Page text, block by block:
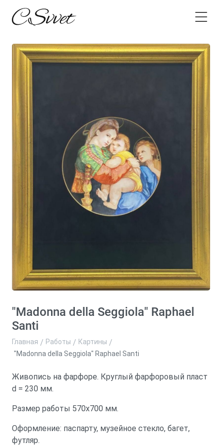
"Madonna della Seggiola" Raphael
Santi
Главная / Работы / Картины /
"Madonna della Seggiola" Raphael Santi
Артикул: -
Живопись на фарфоре. Круглый фарфоровый пласт
d = 230 мм.
Размер работы 570х700 мм.
Оформление: паспарту, музейное стекло, багет,
футляр.